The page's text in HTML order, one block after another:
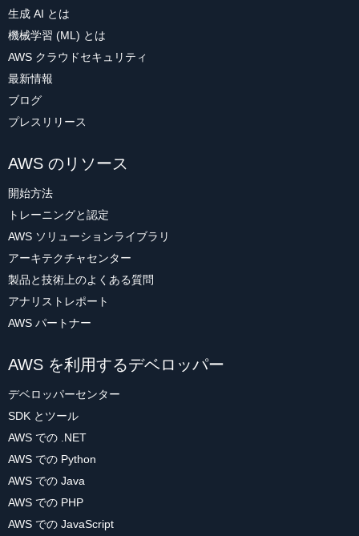
生成 AI とは
機械学習 (ML) とは
AWS クラウドセキュリティ
最新情報
ブログ
プレスリリース
AWS のリソース
開始方法
トレーニングと認定
AWS ソリューションライブラリ
アーキテクチャセンター
製品と技術上のよくある質問
アナリストレポート
AWS パートナー
AWS を利用するデベロッパー
デベロッパーセンター
SDK とツール
AWS での .NET
AWS での Python
AWS での Java
AWS での PHP
AWS での JavaScript